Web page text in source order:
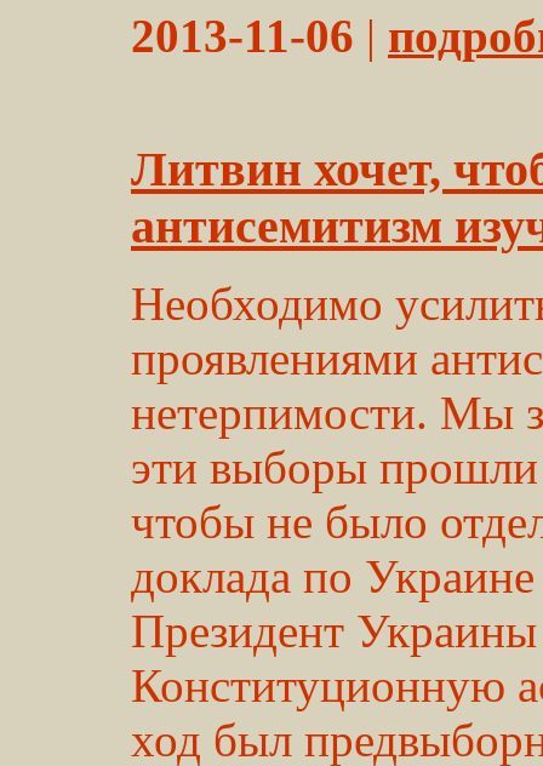
2013-11-06 |
Литвин хочет,
антисемитизм
Необходимо
проявлениями
нетерпимости. Мы
эти выборы прошли
чтобы не было
доклада по
Президент Украины
Конституционную
ход был